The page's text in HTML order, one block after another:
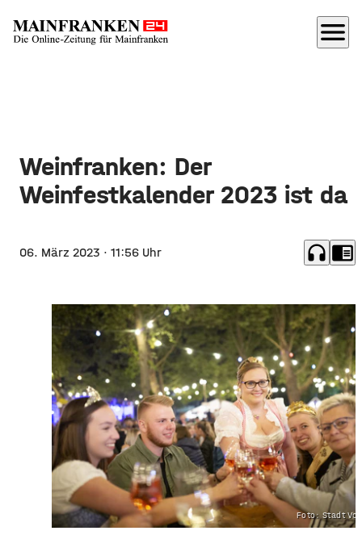
menu
Weinfranken: Der
Weinfestkalender 2023 ist da
06. März 2023 · 11:56 Uhr headphones chrome_reader_mode
Foto: Stadt